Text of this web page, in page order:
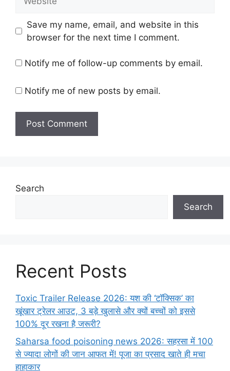
Save my name, email, and website in this
browser for the next time I comment.
Notify me of follow-up comments by email.
Notify me of new posts by email.
Search
Search
Recent Posts
Toxic Trailer Release 2026: यश की ‘टॉक्सिक’ का
खूंखार ट्रेलर आउट, 3 बड़े खुलासे और क्यों बच्चों को इससे
100% दूर रखना है जरूरी?
Saharsa food poisoning news 2026: सहरसा में 100
से ज्यादा लोगों की जान आफत में! पूजा का प्रसाद खाते ही मचा
हाहाकार